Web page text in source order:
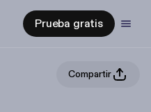
Prueba gratis
Compartir